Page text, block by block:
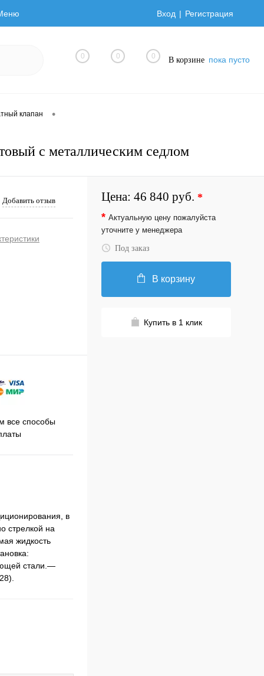
Вход Регистрация
0 0 0 В корзине пока пусто
клапан •
с металлическим седлом
Добавить отзыв
все способы
в
стрелкой на
жидкость
стали.—
Цена: 46 840 руб. *
* Актуальную цену пожалуйста
уточните у менеджера
Под заказ
В корзину
Купить в 1 клик